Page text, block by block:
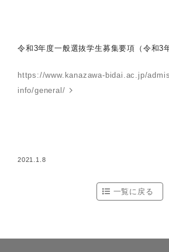
令和3年度一般選抜学生募集要項（令和3
https://www.kanazawa-bidai.ac.jp/
info/general/
2021.1.8
一覧に戻る